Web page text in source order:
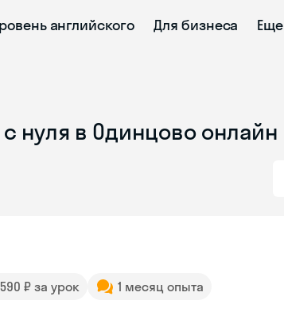
английского Для бизнеса Еще
нуля в Одинцово онлайн
₽ за урок 1 месяц опыта